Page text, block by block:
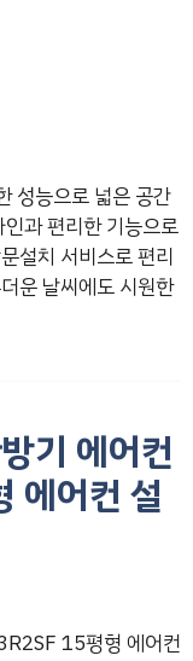
성능으로 넓은 공간
과 편리한 기능으로
설치 서비스로 편리
운 날씨에도 시원한
기 에어컨
어컨 설
15평형 에어컨